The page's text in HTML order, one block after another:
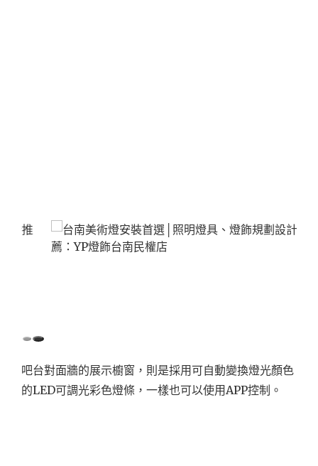
吧台對面牆的展示櫥窗，則是採用可自動變換燈光顏色
的LED可調光彩色燈條，一樣也可以使用APP控制。